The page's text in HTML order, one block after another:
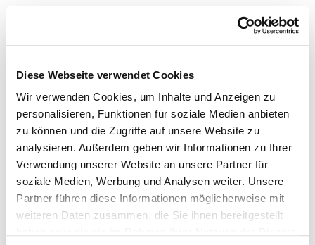
Diese Webseite verwendet Cookies
Wir verwenden Cookies, um Inhalte und Anzeigen zu
personalisieren, Funktionen für soziale Medien anbieten
zu können und die Zugriffe auf unsere Website zu
analysieren. Außerdem geben wir Informationen zu Ihrer
Verwendung unserer Website an unsere Partner für
soziale Medien, Werbung und Analysen weiter. Unsere
Partner führen diese Informationen möglicherweise mit
weiteren Daten zusammen, die Sie ihnen bereitgestellt